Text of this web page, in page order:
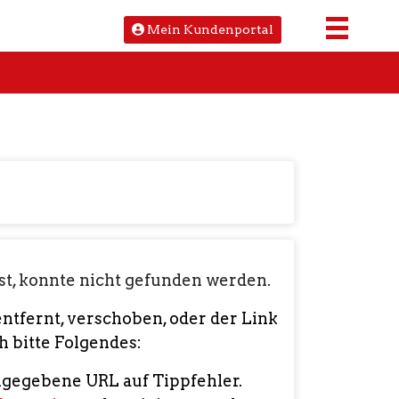
Mein Kundenportal
konnte nicht gefunden werden.
verschoben, oder der Link
bitte Folgendes:
URL auf Tippfehler.